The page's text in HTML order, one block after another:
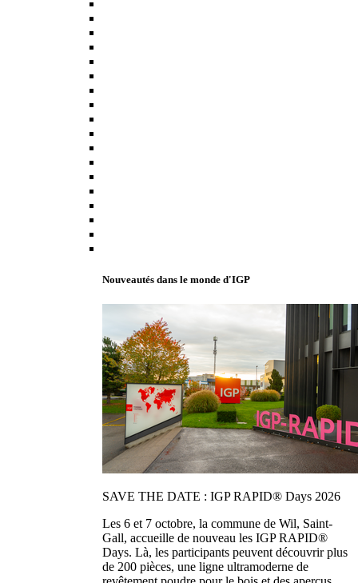
Nouveautés dans le monde d'IGP
SAVE THE DATE : IGP RAPID® Days 2026
Les 6 et 7 octobre, la commune de Wil, Saint-
Gall, accueille de nouveau les IGP RAPID®
Days. Là, les participants peuvent découvrir plus
de 200 pièces, une ligne ultramoderne de